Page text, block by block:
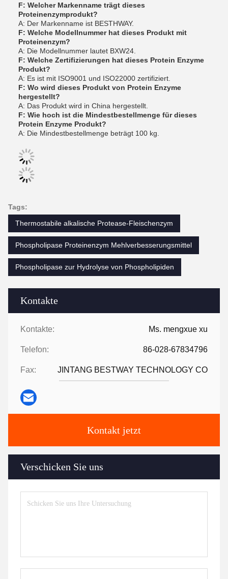
Kontakte
Kontakte: Ms. mengxue xu
Telefon: 86-028-67834796
Fax: JINTANG BESTWAY TECHNOLOGY CO
Kontakt jetzt
Verschicken Sie uns
F: Welcher Markenname trägt dieses
Proteinenzymprodukt?
A: Der Markenname ist BESTHWAY.
F: Welche Modellnummer hat dieses Produkt mit
Proteinenzym?
A: Die Modellnummer lautet BXW24.
F: Welche Zertifizierungen hat dieses Protein Enzyme
Produkt?
A: Es ist mit ISO9001 und ISO22000 zertifiziert.
F: Wo wird dieses Produkt von Protein Enzyme
hergestellt?
A: Das Produkt wird in China hergestellt.
F: Wie hoch ist die Mindestbestellmenge für dieses
Protein Enzyme Produkt?
A: Die Mindestbestellmenge beträgt 100 kg.
Tags:
Thermostabile alkalische Protease-Fleischenzym
Phospholipase Proteinenzym Mehlverbesserungsmittel
Phospholipase zur Hydrolyse von Phospholipiden